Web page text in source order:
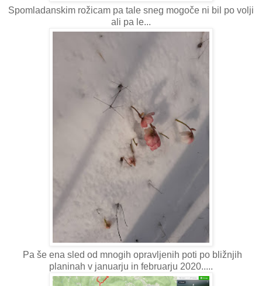
Spomladanskim rožicam pa tale sneg mogoče ni bil po volji
ali pa le...
Pa še ena sled od mnogih opravljenih poti po bližnjih
planinah v januarju in februarju 2020.....